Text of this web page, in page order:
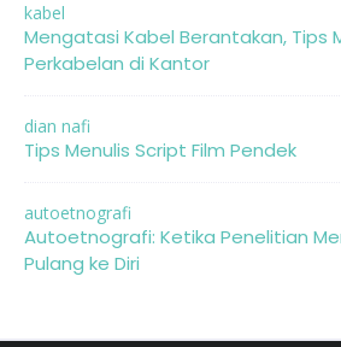
kabel
Mengatasi Kabel Berantakan, Tips
Perkabelan di Kantor
dian nafi
Tips Menulis Script Film Pendek
autoetnografi
Autoetnografi: Ketika Penelitian
Pulang ke Diri